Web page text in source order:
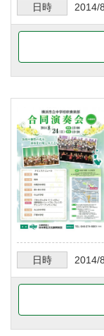
日時 2014/
日時 2014/